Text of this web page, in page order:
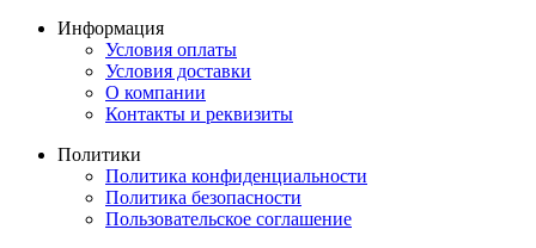
Информация
Условия оплаты
Условия доставки
О компании
Контакты и реквизиты
Политики
Политика конфиденциальности
Политика безопасности
Пользовательское соглашение